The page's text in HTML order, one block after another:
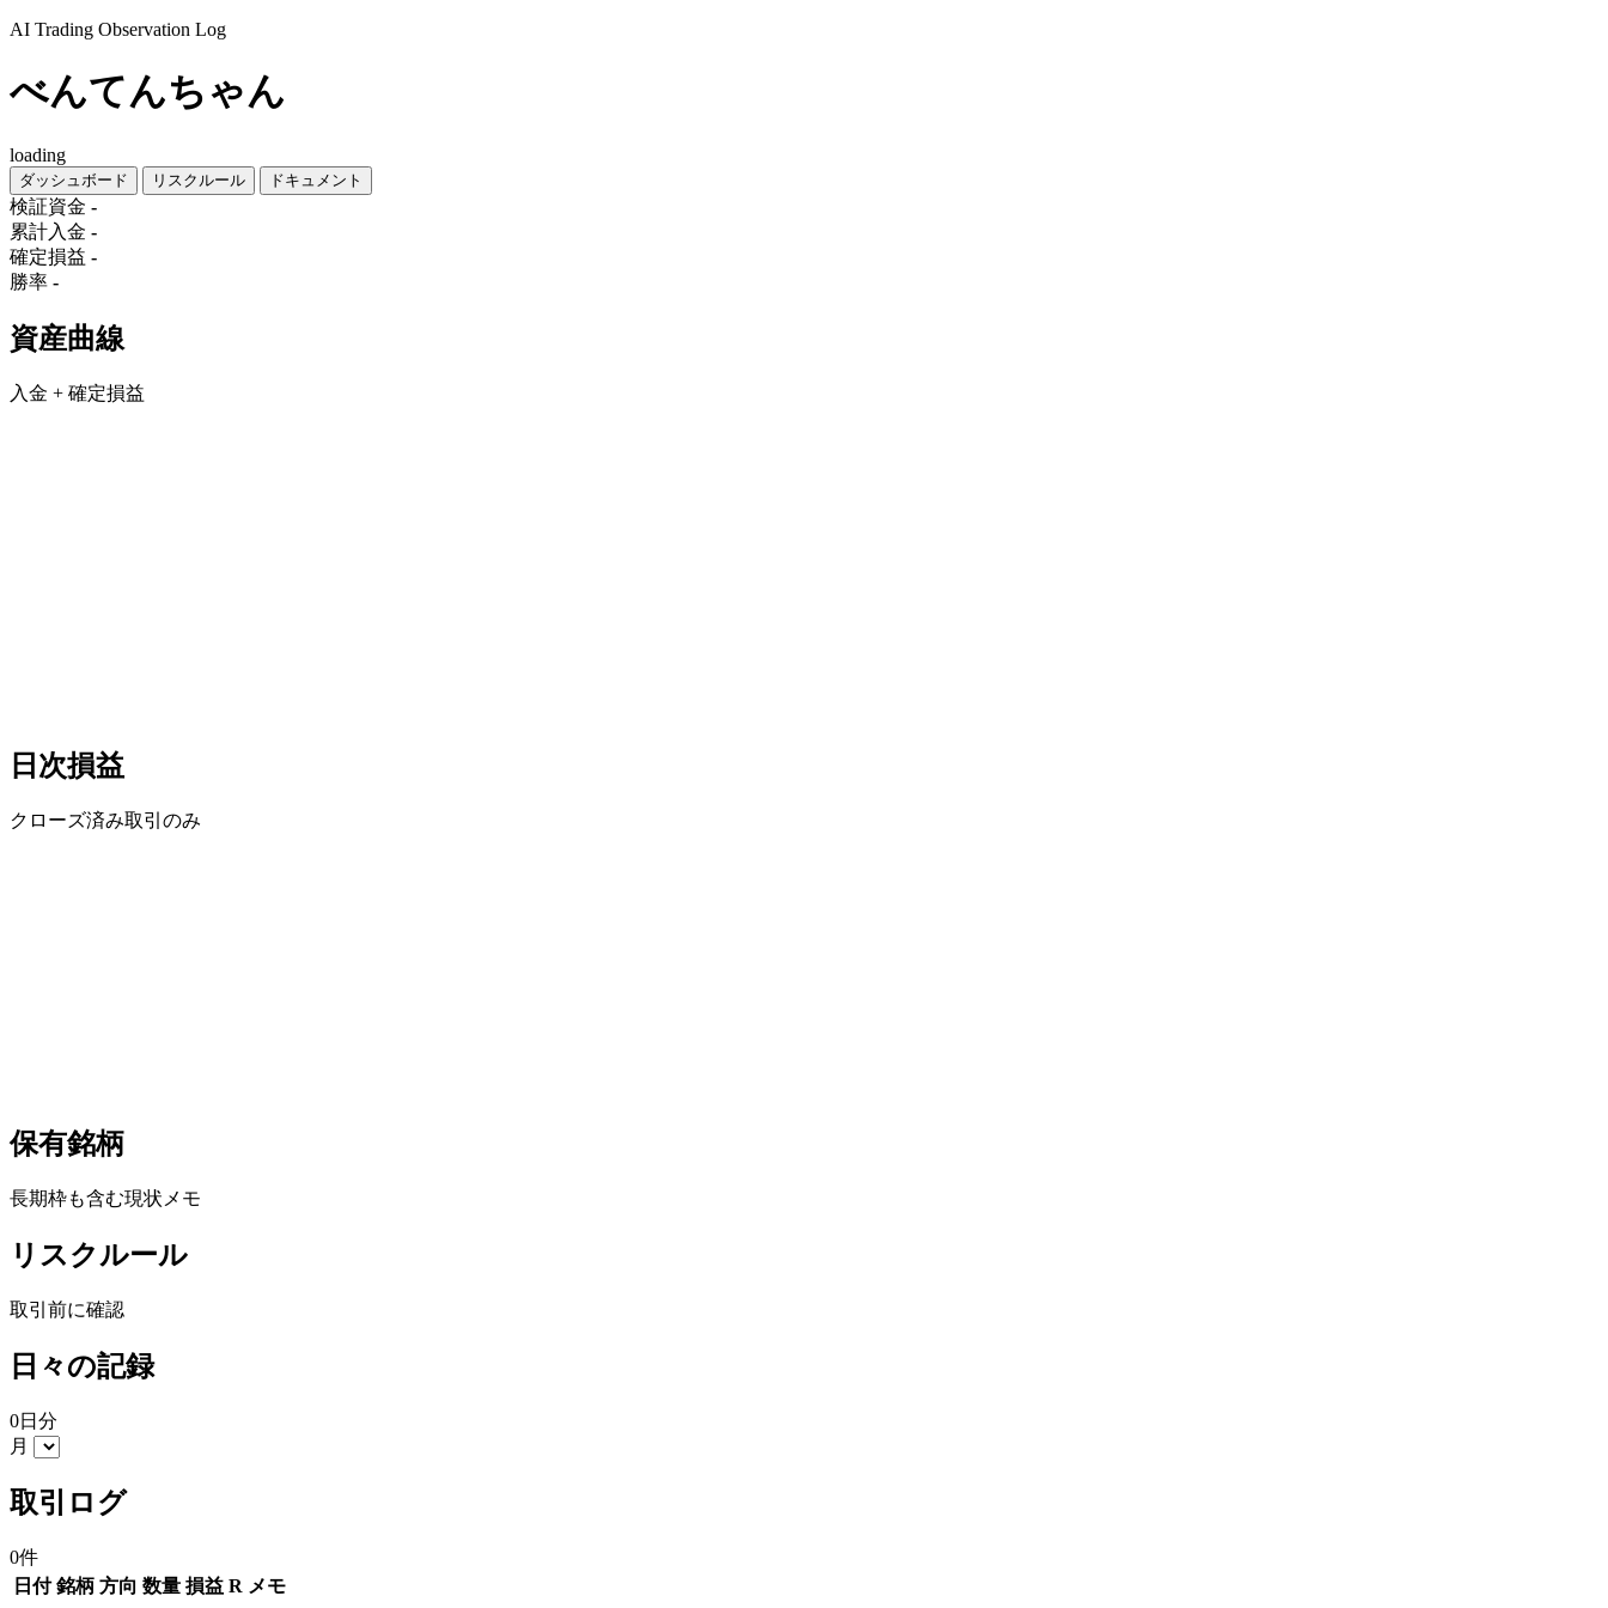
AI Trading Observation Log
べんてんちゃん
loading
ダッシュボード リスクルール ドキュメント
検証資金 -
累計入金 -
確定損益 -
勝率 -
資産曲線
入金 + 確定損益
日次損益
クローズ済み取引のみ
保有銘柄
長期枠も含む現状メモ
リスクルール
取引前に確認
日々の記録
0日分
月
取引ログ
0件
日付 銘柄 方向 数量 損益 R メモ